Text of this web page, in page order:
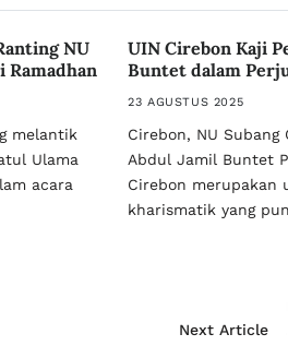
NU
Ramadhan
melantik
Ulama
acara
UIN Cirebon Kaji
Buntet dalam
Kemerdekaan
23 AGUSTUS 2025
Cirebon, NU Subang
Abdul Jamil Buntet
Cirebon merupakan
kharismatik yang
Next Article